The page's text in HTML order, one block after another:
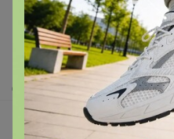
Как здесь все устроено?
Как сделать заказ?
Как получить?
Доставка
Шоурумы